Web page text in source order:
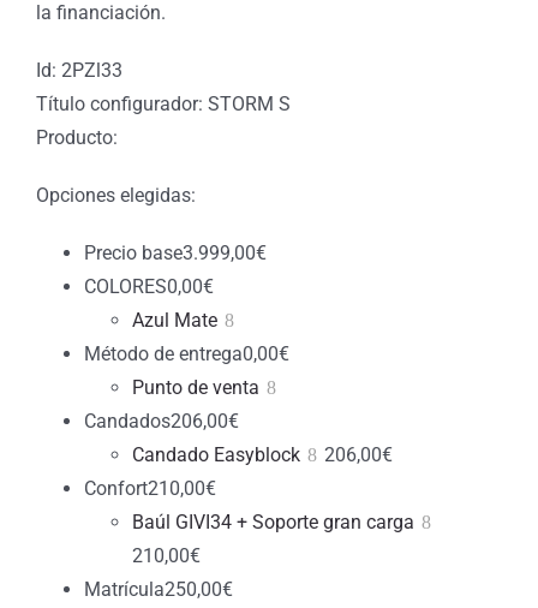
la financiación.
Id: 2PZl33
Título configurador: STORM S
Producto:
Opciones elegidas:
Precio base3.999,00€
COLORES0,00€
Azul Mate
Método de entrega0,00€
Punto de venta
Candados206,00€
Candado Easyblock
206,00€
Confort210,00€
Baúl GIVI34 + Soporte gran carga
210,00€
Matrícula250,00€